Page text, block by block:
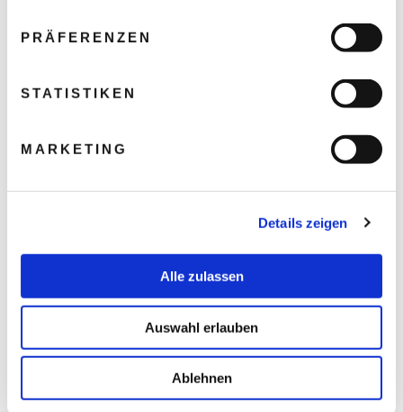
PRÄFERENZEN
STATISTIKEN
MARKETING
Details zeigen
Alle zulassen
Auswahl erlauben
Ablehnen